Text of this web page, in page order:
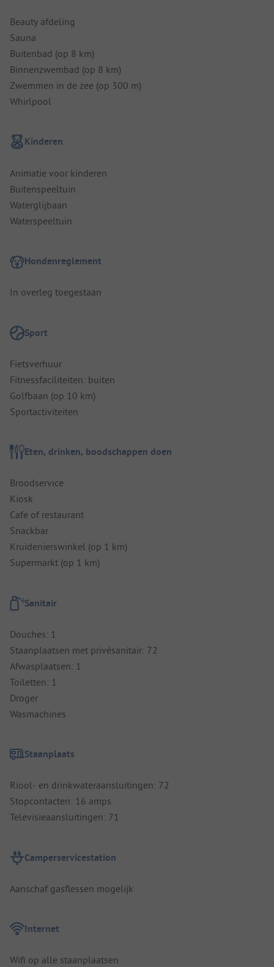
Beauty afdeling
Sauna
Buitenbad (op 8 km)
Binnenzwembad (op 8 km)
Zwemmen in de zee (op 300 m)
Whirlpool
Kinderen
Animatie voor kinderen
Buitenspeeltuin
Waterglijbaan
Waterspeeltuin
Hondenreglement
In overleg toegestaan
Sport
Fietsverhuur
Fitnessfaciliteiten: buiten
Golfbaan (op 10 km)
Sportactiviteiten
Eten, drinken, boodschappen doen
Broodservice
Kiosk
Cafe of restaurant
Snackbar
Kruidenierswinkel (op 1 km)
Supermarkt (op 1 km)
Sanitair
Douches: 1
Staanplaatsen met privésanitair: 72
Afwasplaatsen: 1
Toiletten: 1
Droger
Wasmachines
Staanplaats
Riool- en drinkwateraansluitingen: 72
Stopcontacten: 16 amps
Televisieaansluitingen: 71
Camperservicestation
Aanschaf gasflessen mogelijk
Internet
Wifi op alle staanplaatsen